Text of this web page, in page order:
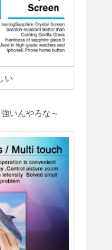
い
いんやろな～